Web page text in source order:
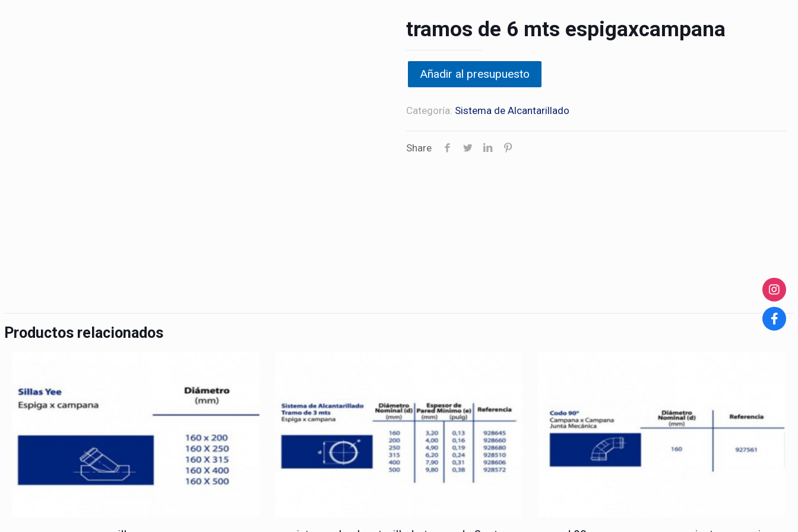
tramos de 6 mts espigaxcampana
Añadir al presupuesto
Categoría: Sistema de Alcantarillado
Share
Productos relacionados